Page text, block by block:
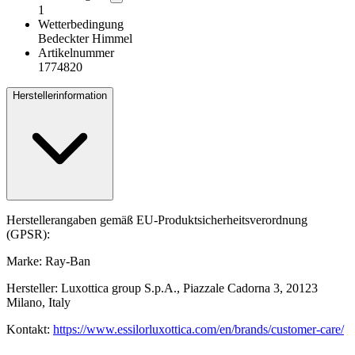
1
Wetterbedingung
Bedeckter Himmel
Artikelnummer
1774820
Herstellerinformation
Herstellerangaben gemäß EU-Produktsicherheitsverordnung
(GPSR):
Marke: Ray-Ban
Hersteller: Luxottica group S.p.A., Piazzale Cadorna 3, 20123
Milano, Italy
Kontakt: https://www.essilorluxottica.com/en/brands/customer-care/